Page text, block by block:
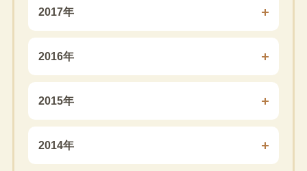
2017年
2016年
2015年
2014年